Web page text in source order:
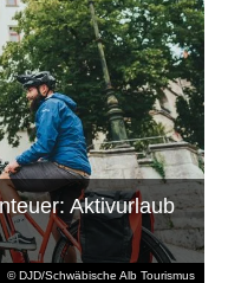
© DJD/Schwäbische Alb Tourismus
Aktivurlaub